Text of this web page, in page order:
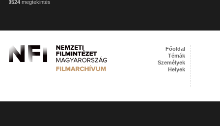
9524 megtekintés
Főoldal
Témák
Személyek
Helyek